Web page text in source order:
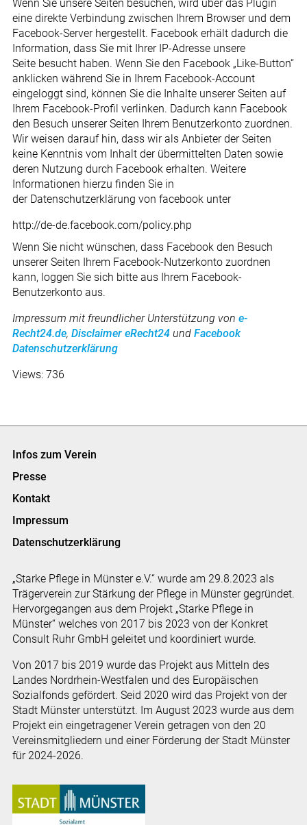
Wenn Sie unsere Seiten besuchen, wird über das Plugin
eine direkte Verbindung zwischen Ihrem Browser und dem
Facebook-Server hergestellt. Facebook erhält dadurch die
Information, dass Sie mit Ihrer IP-Adresse unsere
Seite besucht haben. Wenn Sie den Facebook „Like-Button“
anklicken während Sie in Ihrem Facebook-Account
eingeloggt sind, können Sie die Inhalte unserer Seiten auf
Ihrem Facebook-Profil verlinken. Dadurch kann Facebook
den Besuch unserer Seiten Ihrem Benutzerkonto zuordnen.
Wir weisen darauf hin, dass wir als Anbieter der Seiten
keine Kenntnis vom Inhalt der übermittelten Daten sowie
deren Nutzung durch Facebook erhalten. Weitere
Informationen hierzu finden Sie in
der Datenschutzerklärung von facebook unter
http://de-de.facebook.com/policy.php
Wenn Sie nicht wünschen, dass Facebook den Besuch
unserer Seiten Ihrem Facebook-Nutzerkonto zuordnen
kann, loggen Sie sich bitte aus Ihrem Facebook-
Benutzerkonto aus.
Impressum mit freundlicher Unterstützung von e-
Recht24.de, Disclaimer eRecht24 und Facebook
Datenschutzerklärung
Views: 736
Infos zum Verein
Presse
Kontakt
Impressum
Datenschutzerklärung
„Starke Pflege in Münster e.V.“ wurde am 29.8.2023 als
Trägerverein zur Stärkung der Pflege in Münster gegründet.
Hervorgegangen aus dem Projekt „Starke Pflege in
Münster“ welches von 2017 bis 2023 von der Konkret
Consult Ruhr GmbH geleitet und koordiniert wurde.
Von 2017 bis 2019 wurde das Projekt aus Mitteln des
Landes Nordrhein-Westfalen und des Europäischen
Sozialfonds gefördert. Seid 2020 wird das Projekt von der
Stadt Münster unterstützt. Im August 2023 wurde aus dem
Projekt ein eingetragener Verein getragen von den 20
Vereinsmitgliedern und einer Förderung der Stadt Münster
für 2024-2026.